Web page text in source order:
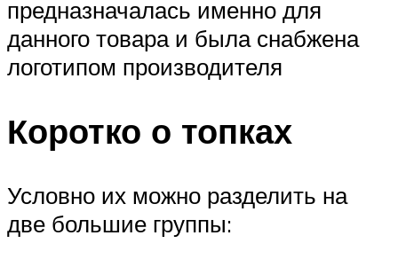
предназначалась именно для
данного товара и была снабжена
логотипом производителя
Коротко о топках
Условно их можно разделить на
две большие группы: